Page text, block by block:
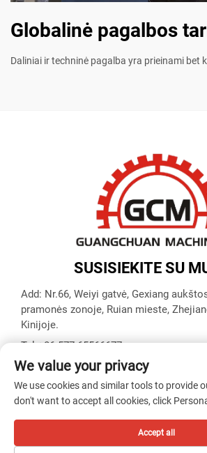
Globalinė pagalbos
Daliniai ir techninė pagalba yra prieinami bet
SUSISIEKITE SU
Add: Nr.66, Weiyi gatvė, Gexiang
pramonės zonoje, Ruian mieste,
Kinijoje.
Tel:+86-577-65566677
El. paštas:[email protected]
Privatumo
We value your privacy
We use cookies and similar tools to provide
don't want to accept all cookies, click
Accept all